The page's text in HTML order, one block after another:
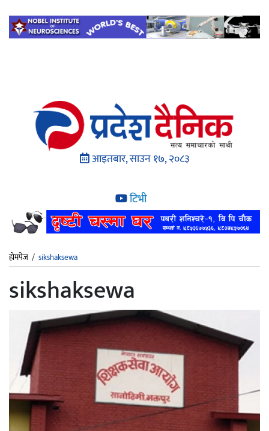
आइतबार, साउन १७, २०८३
टिभी
होमपेज / sikshaksewa
sikshaksewa